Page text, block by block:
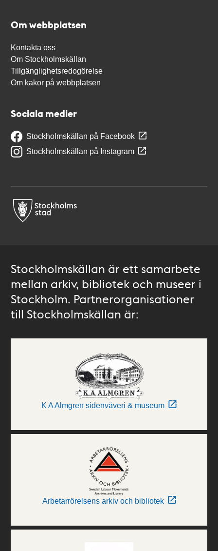
Om webbplatsen
Kontakta oss
Om Stockholmskällan
Tillgänglighetsredogörelse
Om kakor på webbplatsen
Sociala medier
Stockholmskällan på Facebook
Stockholmskällan på Instagram
Stockholmskällan är ett samarbete
mellan arkiv, bibliotek och museer i
Stockholm. Partnerorganisationer
till Stockholmskällan är:
K A Almgren sidenväveri & museum
Arbetarrörelsens arkiv och bibliotek